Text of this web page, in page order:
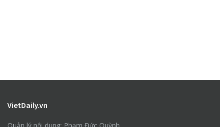
VietDaily.vn